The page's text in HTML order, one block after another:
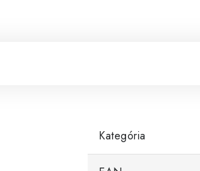
Kategória